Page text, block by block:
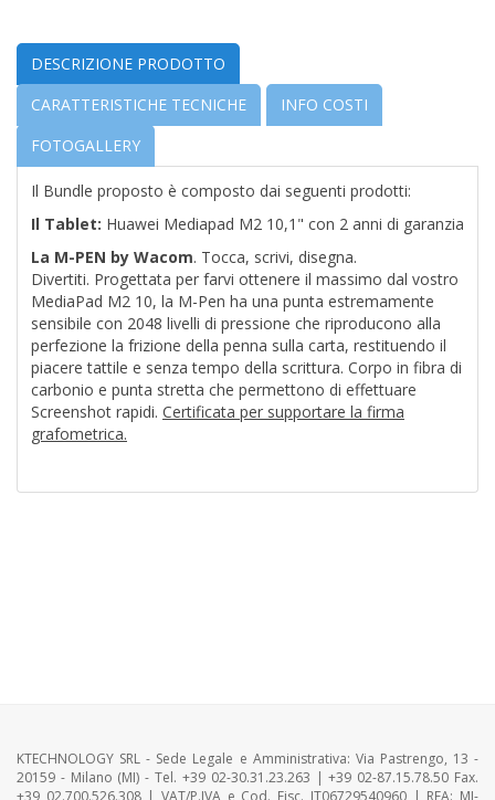
DESCRIZIONE PRODOTTO
CARATTERISTICHE TECNICHE
INFO COSTI
FOTOGALLERY
Il Bundle proposto è composto dai seguenti prodotti:
Il Tablet: Huawei Mediapad M2 10,1" con 2 anni di garanzia
La M-PEN by Wacom. Tocca, scrivi, disegna.
Divertiti. Progettata per farvi ottenere il massimo dal vostro
MediaPad M2 10, la M-Pen ha una punta estremamente
sensibile con 2048 livelli di pressione che riproducono alla
perfezione la frizione della penna sulla carta, restituendo il
piacere tattile e senza tempo della scrittura. Corpo in fibra di
carbonio e punta stretta che permettono di effettuare
Screenshot rapidi. Certificata per supportare la firma
grafometrica.
KTECHNOLOGY SRL - Sede Legale e Amministrativa: Via Pastrengo, 13 -
20159 - Milano (MI) - Tel. +39 02-30.31.23.263 | +39 02-87.15.78.50 Fax.